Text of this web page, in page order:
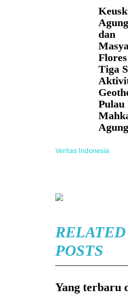
dan
Tiga
Pulau
Agung
Veritas Indonesia
RELATED
POSTS
Yang terbaru